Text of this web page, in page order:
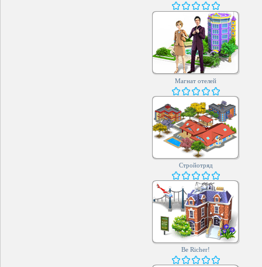
Магнат отелей
Стройотряд
Be Richer!